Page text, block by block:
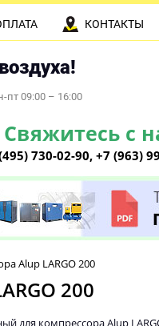
пт 09:00 – 16:00
с
730-02-90, +7 (963)
КОНТАКТЫ
Alup LARGO 200
200
для компрессора Alup